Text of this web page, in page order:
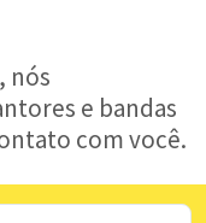
nós
e bandas
com você.